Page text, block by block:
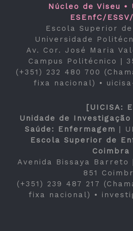
Núcleo de Viseu •
ESEnfC/
Escola Superior de
Universidade
Av. Cor. José Maria
Campus Politécnico |
(+351) 232 480 700
fixa nacional) •
[UICISA:
Unidade de
Saúde: Enfermagem |
Escola Superior de
Coimbra
Avenida Bissaya Barreto
851
(+351) 239 487 217
fixa nacional) •